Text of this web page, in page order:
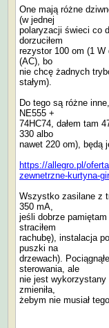
One mają różne
(w jednej
polaryzacji świeci co
dorzuciłem
rezystor 100 om (1
(AC), bo
nie chcę żadnych
stałym).
Do tego są różne
NE555 +
74HC74, dałem tam
330 albo
nawet 220 om), będą
https://allegro.pl/
zewnetrzne-kurtyna-
Wszystko zasilane z
350 mA,
jeśli dobrze
straciłem
rachubę), instalacja
puszki na
drzewach).
sterowania, ale
nie jest wykorzystany
zmieniła,
żebym nie musiał